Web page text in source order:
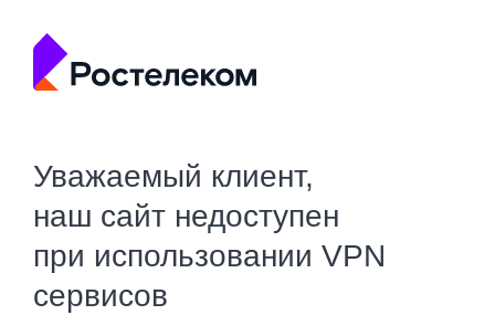
Уважаемый клиент,
наш сайт недоступен
при использовании VPN
сервисов